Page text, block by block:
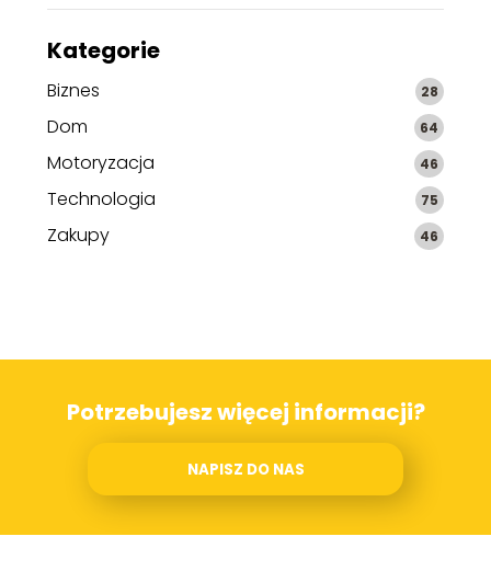
Kategorie
Biznes 28
Dom 64
Motoryzacja 46
Technologia 75
Zakupy 46
Potrzebujesz więcej informacji?
NAPISZ DO NAS